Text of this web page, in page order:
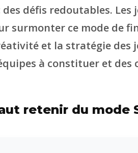
des défis redoutables.
surmonter ce mode de
et la stratégie des
à constituer et des
retenir du mode